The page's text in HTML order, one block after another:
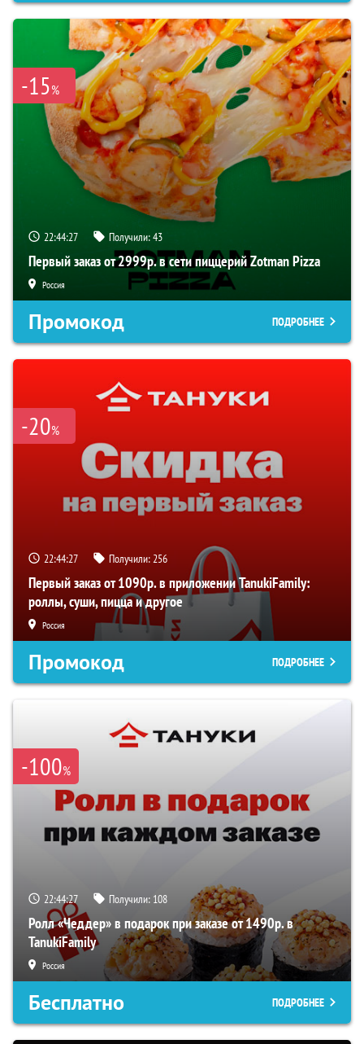
-15%
22:44:26 Получили:43
Первый заказ от 2999р. в сети пиццерий Zotman Pizza
Россия
Промокод ПОДРОБНЕЕ
-20%
22:44:26 Получили:256
Первый заказ от 1090р. в приложении TanukiFamily:
роллы, суши, пицца и другое
Россия
Промокод ПОДРОБНЕЕ
-100%
22:44:26 Получили: 108
Ролл «Чеддер» в подарок при заказе от 1490р. в
TanukiFamily
Россия
Бесплатно ПОДРОБНЕЕ